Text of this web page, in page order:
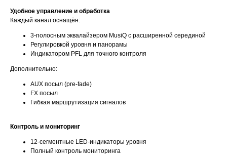
Удобное управление и обработка
Каждый канал оснащён:
3-полосным эквалайзером MusiQ с расширенной серединой
Регулировкой уровня и панорамы
Индикатором PFL для точного контроля
Дополнительно:
AUX посыл (pre-fade)
FX посыл
Гибкая маршрутизация сигналов
Контроль и мониторинг
12-сегментные LED-индикаторы уровня
Полный контроль мониторинга